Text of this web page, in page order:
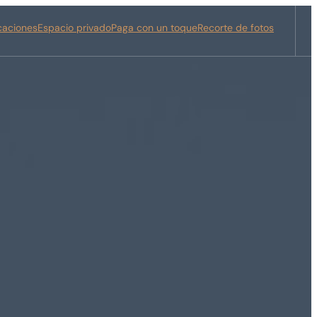
Espacio privadoPaga con un toqueRecorte de fotos